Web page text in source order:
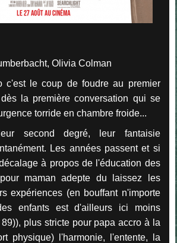
Olivia Colman
c'est le coup de foudre au premier
la première conversation qui se
torride en chambre froide...
second degré, leur fantaisie
Les années passent et si
à propos de l'éducation des
maman adepte du laissez les
expériences (en bouffant n'importe
enfants est d'ailleurs ici moins
plus stricte pour papa accro à la
physique) l'harmonie, l'entente, la